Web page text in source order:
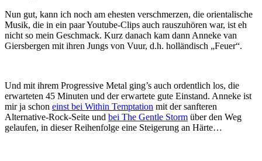
Nun gut, kann ich noch am ehesten verschmerzen, die orientalische
Musik, die in ein paar Youtube-Clips auch rauszuhören war, ist eh
nicht so mein Geschmack. Kurz danach kam dann Anneke van
Giersbergen mit ihren Jungs von Vuur, d.h. holländisch „Feuer“.
Und mit ihrem Progressive Metal ging’s auch ordentlich los, die
erwarteten 45 Minuten und der erwartete gute Einstand. Anneke ist
mir ja schon einst bei Within Temptation mit der sanfteren
Alternative-Rock-Seite und bei The Gentle Storm über den Weg
gelaufen, in dieser Reihenfolge eine Steigerung an Härte…